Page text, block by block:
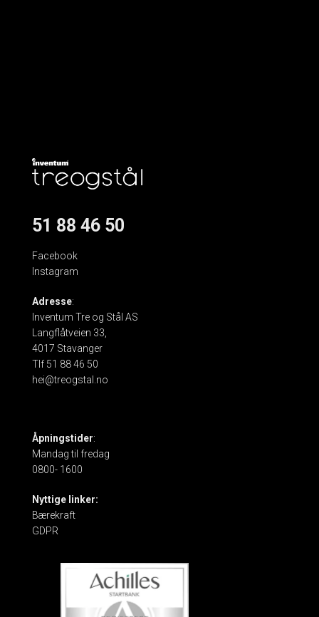
51 88 46 50
Facebook
Instagram
Adresse:
Inventum Tre og Stål AS
Langflåtveien 33,
4017 Stavanger
Tlf 51 88 46 50
hei@treogstal.no
Åpningstider:
Mandag til fredag
0800- 1600
Nyttige linker:
Bærekraft
GDPR